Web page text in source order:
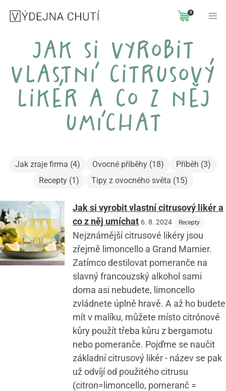
0
jak si vyrobit
vlastní citrusový
likér a co z něj
umíchat
Jak zraje firma (4) Ovocné příběhy (18)
Příběh (3)
Recepty (1)
Tipy z ovocného světa (15)
Jak si vyrobit vlastní citrusový likér a
co z něj umíchat 6. 8. 2024 Recepty
Nejznámější citrusové likéry jsou
zřejmě limoncello a Grand Marnier.
Zatímco destilovat pomeranče na
slavný francouzský alkohol sami
doma asi nebudete, limoncello
zvládnete úplně hravě. A až ho budete
mít v malíku, můžete místo citrónové
kůry použít třeba kůru z bergamotu
nebo pomeranče. Pojďme se naučit
základní citrusový likér - název se pak
už odvíjí od použitého citrusu
(citron=limoncello, pomeranč =